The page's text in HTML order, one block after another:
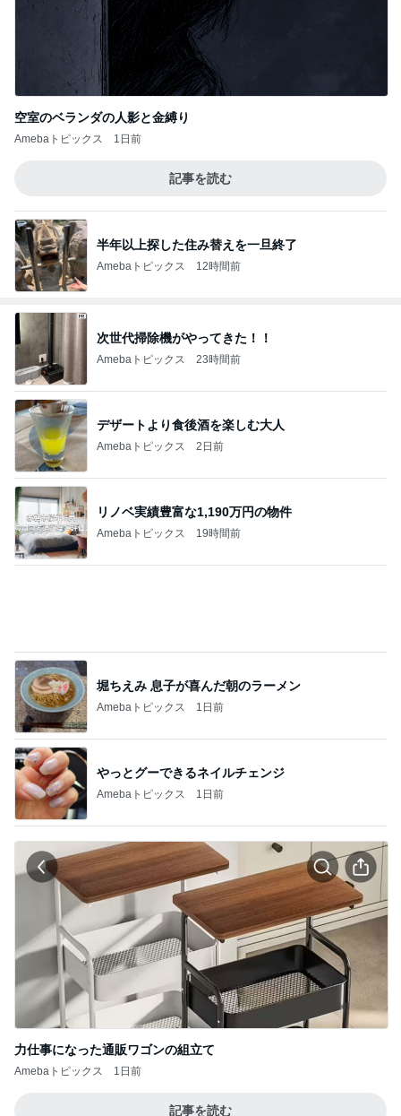
空室のベランダの人影と金縛り
Amebaトピックス 1日前
記事を読む
半年以上探した住み替えを一旦終了
Amebaトピックス 12時間前
次世代掃除機がやってきた！！
Amebaトピックス 23時間前
デザートより食後酒を楽しむ大人
Amebaトピックス 2日前
リノベ実績豊富な1,190万円の物件
Amebaトピックス 19時間前
やっとグーできるネイルチェンジ
Amebaトピックス 1日前
力仕事になった通販ワゴンの組立て
Amebaトピックス
記事を読む
Amebaトピックス 10時間前